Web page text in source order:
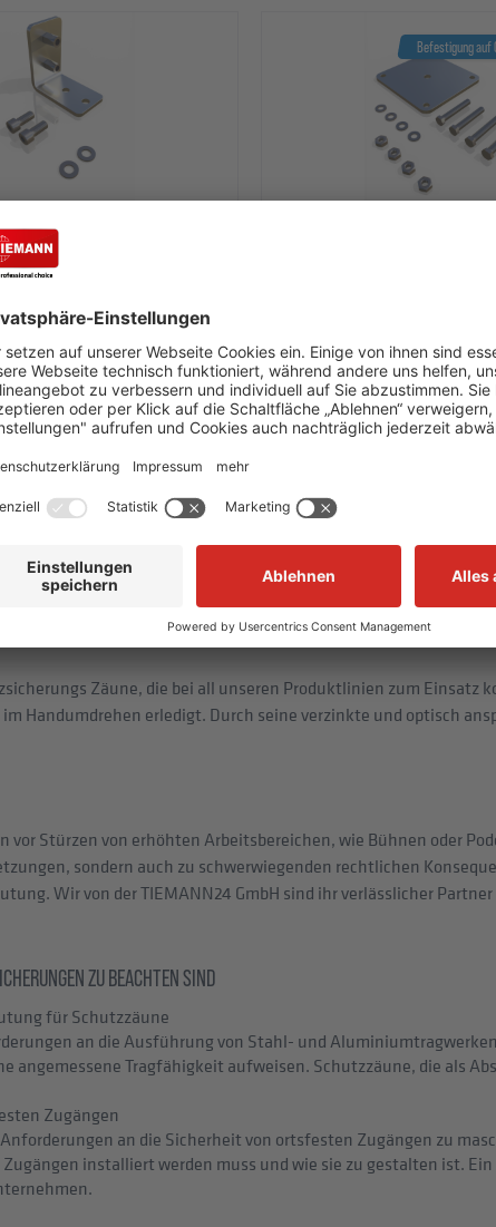
ECONFENCE® BASIC LINE
ab 7,30 €
ZUM PRODUKT
Befestigung auf
KONTERPLATTEN-SET FÜR
ZUM PRODUKT
für Bühnen, Podeste, Laufstege und ortsfeste
gesetzlicher Vorschriften und Normen.
Systembaukastens ECONFENCE® BASIC LINE
und zum anderen als Schutz gegen
Zäune, die bei all unseren Produktlinien zum
Handumdrehen erledigt. Durch seine verzinkte und optisch
Stürzen von erhöhten Arbeitsbereichen, wie Bühnen oder
sondern auch zu schwerwiegenden rechtlichen
Wir von der TIEMANN24 GmbH sind ihr verlässlicher
ZU BEACHTEN SIND
für Schutzzäune
an die Ausführung von Stahl- und
angemessene Tragfähigkeit aufweisen. Schutzzäune, die als
Zugängen
an die Sicherheit von ortsfesten Zugängen zu
installiert werden muss und wie sie zu gestalten ist.